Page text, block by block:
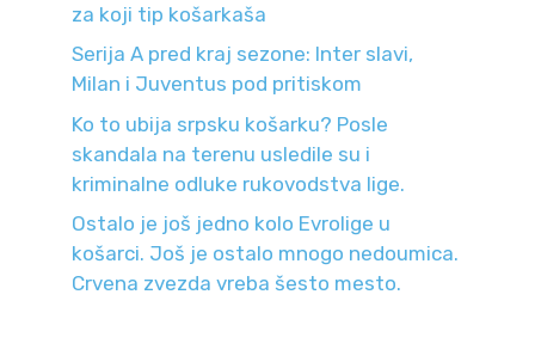
za koji tip košarkaša
Serija A pred kraj sezone: Inter slavi,
Milan i Juventus pod pritiskom
Ko to ubija srpsku košarku? Posle
skandala na terenu usledile su i
kriminalne odluke rukovodstva lige.
Ostalo je još jedno kolo Evrolige u
košarci. Još je ostalo mnogo nedoumica.
Crvena zvezda vreba šesto mesto.